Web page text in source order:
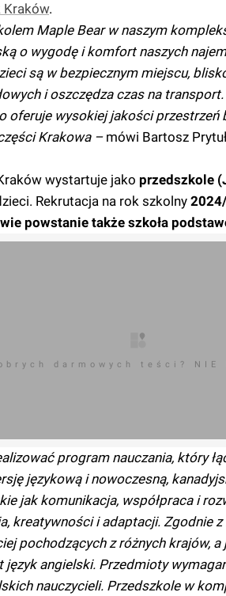
Kraków.
Maple Bear w naszym
o wygodę i komfort naszych
są w bezpiecznym miejscu,
i oszczędza czas na
wysokiej jakości przestrzeń
Krakowa –mówi Bartosz
wystartuje jako przedszkole
Rekrutacja na rok szkolny
powstanie także szkoła
darmowych teści? NIE
program nauczania, który
językową i nowoczesną,
jak komunikacja, współpraca i
kreatywności i adaptacji. Zgodnie
pochodzących z różnych krajów,
język angielski. Przedmioty
nauczycieli. Przedszkole w